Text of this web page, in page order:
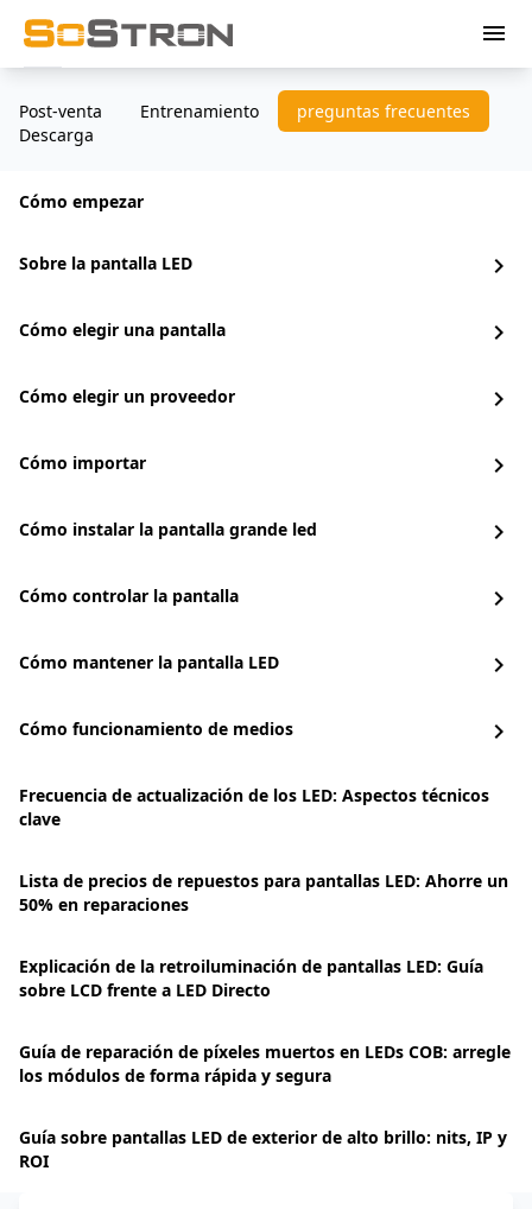
menu
Post-venta Entrenamiento
preguntas frecuentes
Descarga
Cómo empezar
Sobre la pantalla LED chevron_right
Cómo elegir una pantalla chevron_right
Cómo elegir un proveedor chevron_right
Cómo importar chevron_right
Cómo instalar la pantalla grande led chevron_right
Cómo controlar la pantalla chevron_right
Cómo mantener la pantalla LED chevron_right
Cómo funcionamiento de medios chevron_right
Frecuencia de actualización de los LED: Aspectos técnicos
clave
Lista de precios de repuestos para pantallas LED: Ahorre un
50% en reparaciones
Explicación de la retroiluminación de pantallas LED: Guía
sobre LCD frente a LED Directo
Guía de reparación de píxeles muertos en LEDs COB: arregle
los módulos de forma rápida y segura
Guía sobre pantallas LED de exterior de alto brillo: nits, IP y
ROI